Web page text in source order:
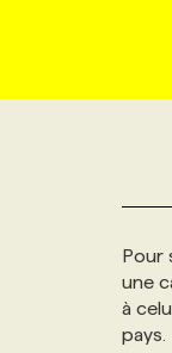
PRIX
GEO/
FAQ
NOS
SERVICE
NOS
Pour
une
à
pays.